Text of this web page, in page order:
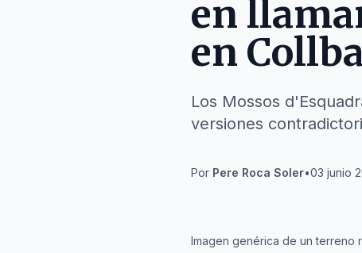
en
en
Los Mossos
versiones
Por Pere Roca Soler•03 junio
Imagen genérica de un terreno